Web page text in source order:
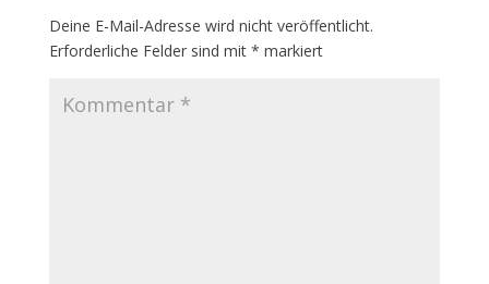
Deine E-Mail-Adresse wird nicht veröffentlicht.
Erforderliche Felder sind mit * markiert